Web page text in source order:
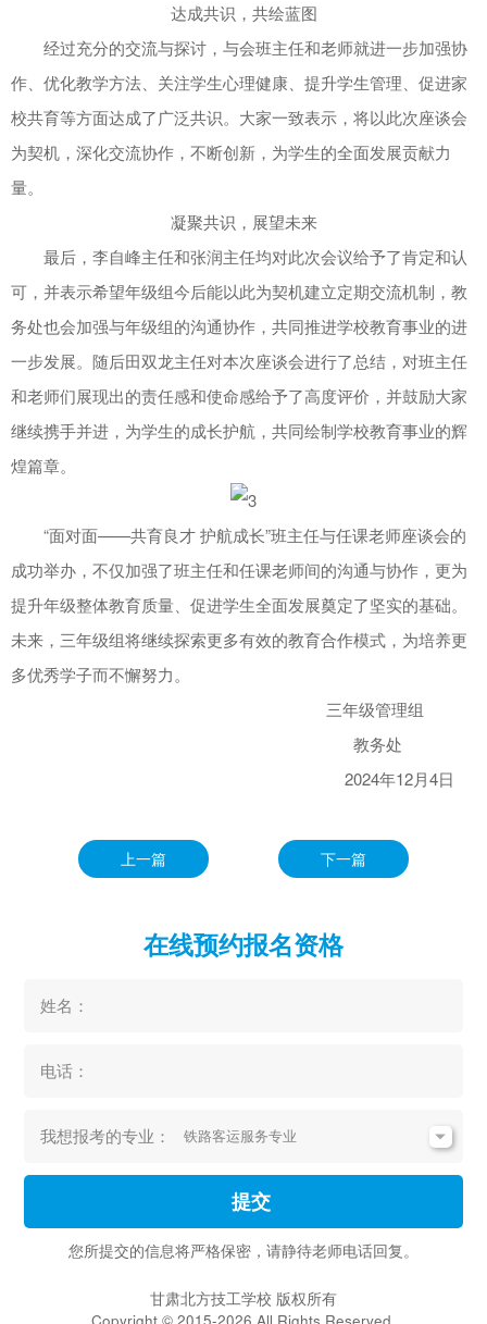
达成共识，共绘蓝图
经过充分的交流与探讨，与会班主任和老师就进一步加强协
作、优化教学方法、关注学生心理健康、提升学生管理、促进家
校共育等方面达成了广泛共识。大家一致表示，将以此次座谈会
为契机，深化交流协作，不断创新，为学生的全面发展贡献力
量。
凝聚共识，展望未来
最后，李自峰主任和张润主任均对此次会议给予了肯定和认
可，并表示希望年级组今后能以此为契机建立定期交流机制，教
务处也会加强与年级组的沟通协作，共同推进学校教育事业的进
一步发展。随后田双龙主任对本次座谈会进行了总结，对班主任
和老师们展现出的责任感和使命感给予了高度评价，并鼓励大家
继续携手并进，为学生的成长护航，共同绘制学校教育事业的辉
煌篇章。
“面对面——共育良才 护航成长”班主任与任课老师座谈会的
成功举办，不仅加强了班主任和任课老师间的沟通与协作，更为
提升年级整体教育质量、促进学生全面发展奠定了坚实的基础。
未来，三年级组将继续探索更多有效的教育合作模式，为培养更
多优秀学子而不懈努力。
三年级管理组
教务处
2024年12月4日
上一篇 下一篇
在线预约报名资格
姓名：
电话：
我想报考的专业：
提交
您所提交的信息将严格保密，请静待老师电话回复。
甘肃北方技工学校 版权所有